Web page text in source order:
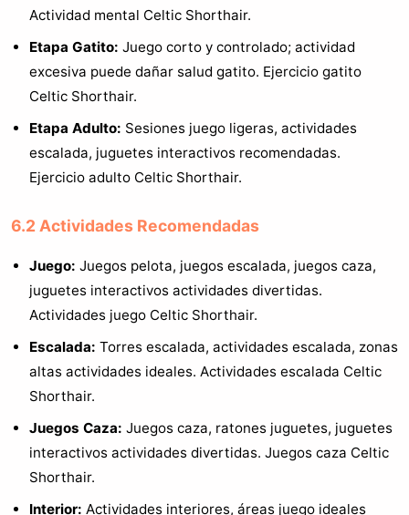
Actividad mental Celtic Shorthair.
Etapa Gatito: Juego corto y controlado; actividad
excesiva puede dañar salud gatito. Ejercicio gatito
Celtic Shorthair.
Etapa Adulto: Sesiones juego ligeras, actividades
escalada, juguetes interactivos recomendadas.
Ejercicio adulto Celtic Shorthair.
6.2 Actividades Recomendadas
Juego: Juegos pelota, juegos escalada, juegos caza,
juguetes interactivos actividades divertidas.
Actividades juego Celtic Shorthair.
Escalada: Torres escalada, actividades escalada, zonas
altas actividades ideales. Actividades escalada Celtic
Shorthair.
Juegos Caza: Juegos caza, ratones juguetes, juguetes
interactivos actividades divertidas. Juegos caza Celtic
Shorthair.
Interior: Actividades interiores, áreas juego ideales